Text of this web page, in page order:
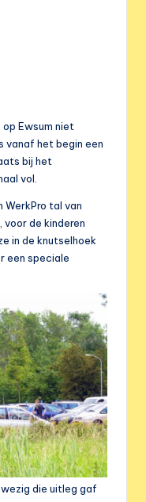
Ewsum niet
vanaf het begin een
bij het
vol.
WerkPro tal van
de kinderen
in de knutselhoek
een speciale
die uitleg gaf